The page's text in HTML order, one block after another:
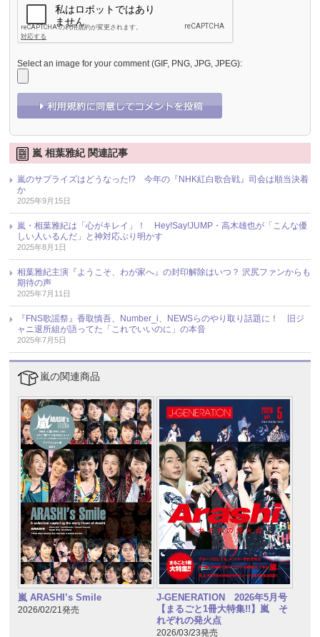
Select an image for your comment (GIF, PNG, JPG, JPEG):
嵐 相葉雅紀 関連記事
嵐のサプライズはどうなった!? 今年の『NHK紅白歌合戦』司会は順当決着
か
2025年9月15日
嵐・相葉雅紀は「心がキレイ」！ Hey!Say!JUMP・高木雄也が「こんな優
しい人いるんだ」と神対応ぶり明かす
2025年8月1日
相葉雅紀主演『ようこそ、わが家へ』の封印解除はいつ？ 沢尻ファンからも
期待の声
2025年7月11日
『FNS歌謡祭』香取慎吾、Number_i、NEWSらのやり取り話題に！ 旧ジ
ャニ退所組が語ってた「これでいいのに」の本音
2025年7月5日
嵐の関連商品
嵐 ARASHI’s Smile
2026/02/21発売
J-GENERATION 2026年5月号
【まるごと1冊大特集!!】嵐 そ
れぞれの発火点
2026/03/23発売